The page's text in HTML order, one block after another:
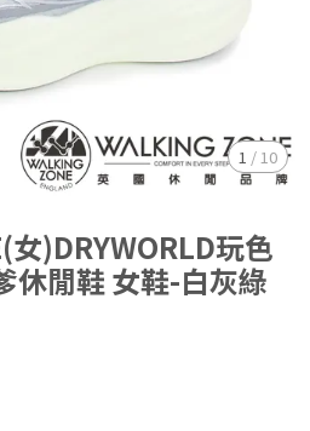
1 / 10
)DRYWORLD玩色
休閒鞋 女鞋-白灰綠